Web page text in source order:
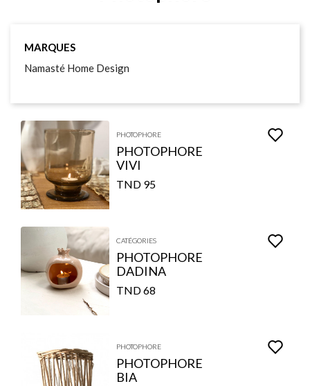
MARQUES
Namasté Home Design
PHOTOPHORE
PHOTOPHORE
VIVI
95 TND
CATÉGORIES
PHOTOPHORE
DADINA
68 TND
PHOTOPHORE
PHOTOPHORE
BIA